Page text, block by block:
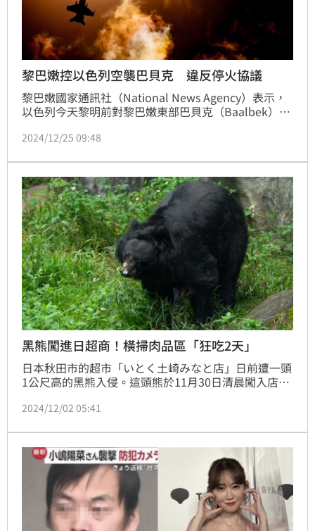
黎巴嫩控以色列空襲巴貝克 違反停火協議
黎巴嫩國家通訊社（National News Agency）表示，
以色列今天黎明前對黎巴嫩東部巴貝克（Baalbek）地
脆弱的停火協議。
2024/12/25 09:48
黑熊闖進日超商！橫掃肉品區「狂吃2天」
日本秋田市的超市「いとく土崎みなと店」日前遭一頭
1公尺高的黑熊入侵。這頭熊於11月30日清晨闖入店
男性員工他頭部、臉部因此受傷。後續黑熊就待在超市
獲。
2024/12/02 05:41